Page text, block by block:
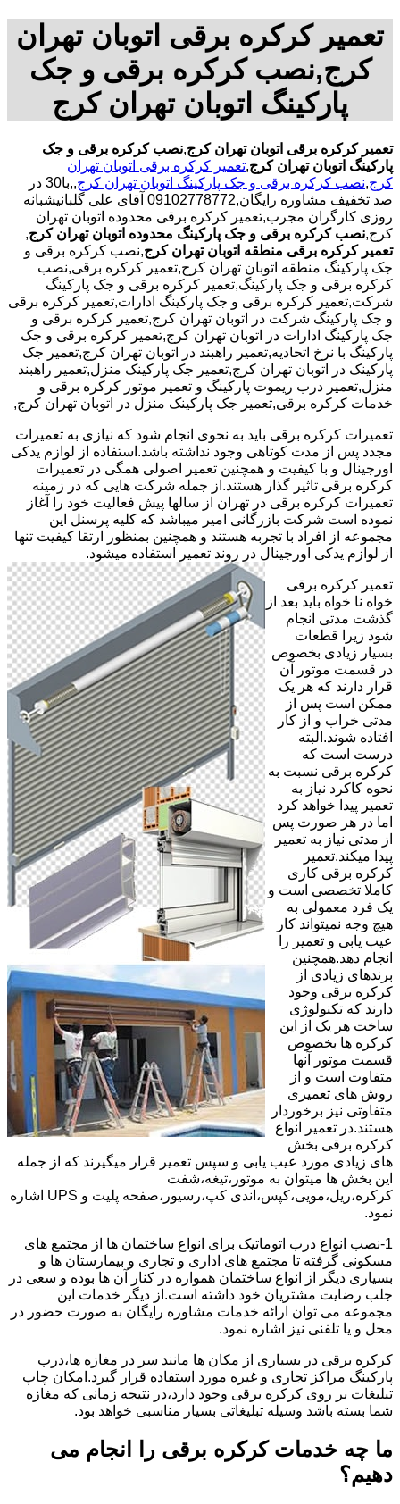
تعمیر کرکره برقی اتوبان تهران
کرج,نصب کرکره برقی و جک
پارکینگ اتوبان تهران کرج
تعمیر کرکره برقی اتوبان تهران کرج,نصب کرکره برقی و جک
پارکینگ اتوبان تهران کرج,تعمیر کرکره برقی اتوبان تهران
کرج,نصب کرکره برقی و جک پارکینگ اتوبان تهران کرج
,,با30 در
صد تخفیف مشاوره رایگان,09102778772 آقای علی گلبانیشبانه
روزی کارگران مجرب,تعمیر کرکره برقی محدوده اتوبان تهران
کرج,نصب کرکره برقی و جک پارکینگ محدوده اتوبان تهران کرج,
تعمیر کرکره برقی منطقه اتوبان تهران کرج,نصب کرکره برقی و
جک پارکینگ منطقه اتوبان تهران کرج,تعمیر کرکره برقی,نصب
کرکره برقی و جک پارکینگ,تعمیر کرکره برقی و جک پارکینگ
شرکت,تعمیر کرکره برقی و جک پارکینگ ادارات,تعمیر کرکره برقی
و جک پارکینگ شرکت در اتوبان تهران کرج,تعمیر کرکره برقی و
جک پارکینگ ادارات در اتوبان تهران کرج,تعمیر کرکره برقی و جک
پارکینگ با نرخ اتحادیه,تعمیر راهبند در اتوبان تهران کرج,تعمیر جک
پارکینک در اتوبان تهران کرج,تعمیر جک پارکینک منزل,تعمیر راهبند
منزل,تعمیر درب ریموت پارکینگ و تعمیر موتور کرکره برقی و
خدمات کرکره برقی,تعمیر جک پارکینک منزل در اتوبان تهران کرج,
تعمیرات کرکره برقی باید به نحوی انجام شود که نیازی به تعمیرات
مجدد پس از مدت کوتاهی وجود نداشته باشد.استفاده از لوازم یدکی
اورجینال و با کیفیت و همچنین تعمیر اصولی همگی در تعمیرات
کرکره برقی تاثیر گذار هستند.از جمله شرکت هایی که در زمینه
تعمیرات کرکره برقی در تهران از سالها پیش فعالیت خود را آغاز
نموده است شرکت بازرگانی امیر میباشد که کلیه پرسنل این
مجموعه از افراد با تجربه هستند و همچنین بمنظور ارتقا کیفیت تنها
از لوازم یدکی اورجینال در روند تعمیر استفاده میشود.
تعمیر کرکره برقی
خواه نا خواه باید بعد از
گذشت مدتی انجام
شود زیرا قطعات
بسیار زیادی بخصوص
در قسمت موتور آن
قرار دارند که هر یک
ممکن است پس از
مدتی خراب و از کار
افتاده شوند.البته
درست است که
کرکره برقی نسبت به
نحوه کاکرد نیاز به
تعمیر پیدا خواهد کرد
اما در هر صورت پس
از مدتی نیاز به تعمیر
پیدا میکند.تعمیر
کرکره برقی کاری
کاملا تخصصی است و
یک فرد معمولی به
هیچ وجه نمیتواند کار
عیب یابی و تعمیر را
انجام دهد.همچنین
برندهای زیادی از
کرکره برقی وجود
دارند که تکنولوژی
ساخت هر یک از این
کرکره ها بخصوص
قسمت موتور آنها
متفاوت است و از
روش های تعمیری
متفاوتی نیز برخوردار
هستند.در تعمیر انواع
کرکره برقی بخش
های زیادی مورد عیب یابی و سپس تعمیر قرار میگیرند که از جمله
این بخش ها میتوان به موتور،تیغه،شفت
کرکره،ریل،مویی،کپس،اندی کپ،رسیور،صفحه پلیت و UPS اشاره
نمود.
1-نصب انواع درب اتوماتیک برای انواع ساختمان ها از مجتمع های
مسکونی گرفته تا مجتمع های اداری و تجاری و بیمارستان ها و
بسیاری دیگر از انواع ساختمان همواره در کنار آن ها بوده و سعی در
جلب رضایت مشتریان خود داشته است.از دیگر خدمات این
مجموعه می توان ارائه خدمات مشاوره رایگان به صورت حضور در
محل و یا تلفنی نیز اشاره نمود.
کرکره برقی در بسیاری از مکان ها مانند سر در مغازه ها،درب
پارکینگ مراکز تجاری و غیره مورد استفاده قرار گیرد.امکان چاپ
تبلیغات بر روی کرکره برقی وجود دارد،در نتیجه زمانی که مغازه
شما بسته باشد وسیله تبلیغاتی بسیار مناسبی خواهد بود.
ما چه خدمات کرکره برقی را انجام می
دهیم؟